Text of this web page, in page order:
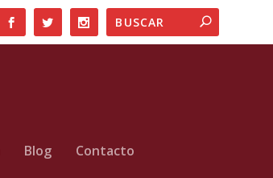
Blog Contacto